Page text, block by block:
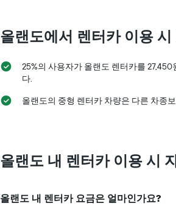
축
습
니
다.
올랜도​에서 렌터카 이용 시
25%의 사용자가 올랜도 렌터카를
다.
올랜도의 중형 렌터카 차량은 다른 차종
올랜도 내 렌터카 이용 시
올랜도 내 렌터카 요금은 얼마인가요?